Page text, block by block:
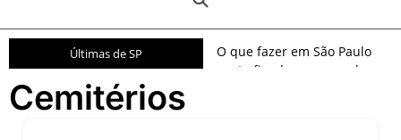
Últimas de SP
O que fazer em São Paulo
neste fim de semana: shows,
Cemitérios